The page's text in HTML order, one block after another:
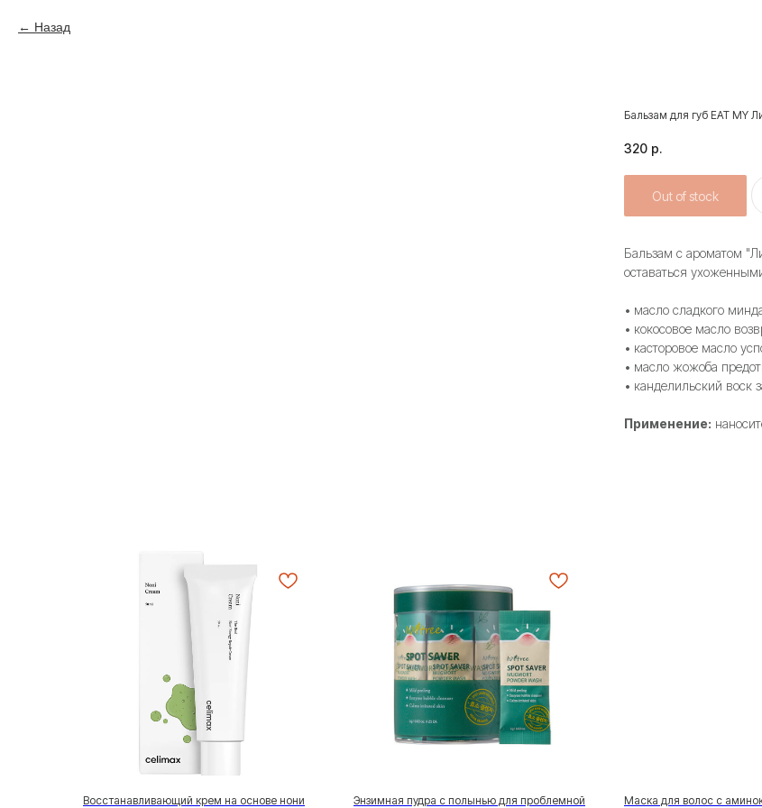
Назад
Бальзам для губ EAT MY
320 р.
Out of stock
Бальзам с ароматом
оставаться
• масло сладкого
• кокосовое масло
• касторовое масло
• масло жожоба
• канделильский воск
Применение:
Восстанавливающий крем на основе нони Энзимная пудра с полынью для проблемной Маска для волос с